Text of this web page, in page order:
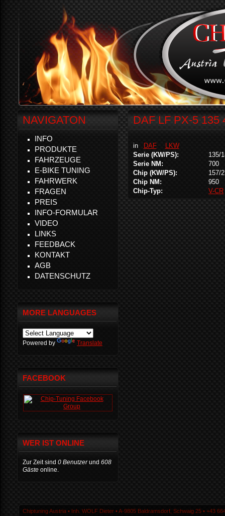
DAF LF PX-5 135
in DAF
LKW
Serie (KW/PS):
135/
Serie NM:
700
Chip (KW/PS):
157/
Chip NM:
950
Chip-Typ:
V-CR
NAVIGATON
INFO
PRODUKTE
FAHRZEUGE
E-BIKE TUNING
FAHRWERK
FRAGEN
PREIS
INFO-FORMULAR
VIDEO
LINKS
FEEDBACK
KONTAKT
AGB
DATENSCHUTZ
MORE LANGUAGES
Powered by Translate
FACEBOOK
WER IST ONLINE
Zur Zeit sind 0 Benutzerund 608
Gäste online.
Chiptuning Austria ▪ Inh. WOLF Dieter ▪ A-9805 Baldramsdorf, Schwaig 25 ▪ +43